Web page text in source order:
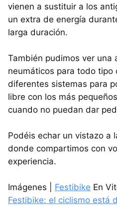
vienen a sustituir a los
un extra de energía
larga duración.
También pudimos ver una
neumáticos para todo
diferentes sistemas para
libre con los más
cuando no puedan dar
Podéis echar un vistazo a
donde compartimos con
experiencia.
Imágenes | Festibike En
Festibike: el ciclismo está